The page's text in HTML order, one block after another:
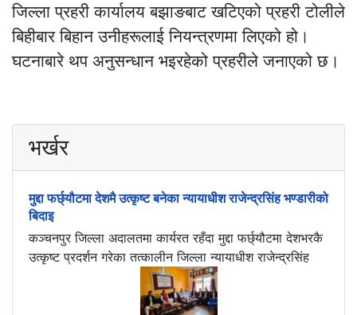
जिल्ला प्रहरी कार्यालय बझाङबाट खटिएको प्रहरी टोलीले
बिहीबार बिहान उनीहरूलाई नियन्त्रणमा लिएको हो।
घटनाबारे थप अनुसन्धान भइरहेको प्रहरीले जनाएको छ।
भर्खर
मुद्दा फर्छ्यौटमा देशमै उत्कृष्ट बनेका न्यायाधीश राजेन्द्रसिंह भण्डारीको
बिदाइ
कञ्चनपुर जिल्ला अदालतमा कार्यरत रहँदा मुद्दा फर्छ्यौटमा देशभरकै
उत्कृष्ट प्रदर्शन गरेका तत्कालीन जिल्ला न्यायाधीश राजेन्द्रसिंह